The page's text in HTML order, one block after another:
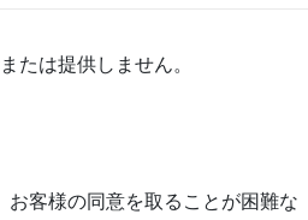
たは提供しません。
お客様の同意を取ることが困難な